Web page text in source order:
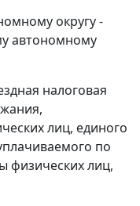
округу -
автономному
налоговая
лиц, единого
по
физических лиц,